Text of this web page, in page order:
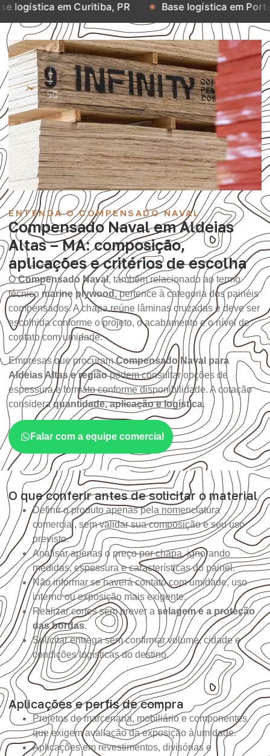
Curitiba, PR Base logística em Porto Alegre, RS
ENTENDA O COMPENSADO NAVAL
Compensado Naval em Aldeias
Altas – MA: composição,
aplicações e critérios de escolha
OCompensado Naval, também relacionado ao termo
técnico marine plywood, pertence à categoria dos painéis
compensados. A chapa reúne lâminas cruzadas e deve ser
escolhida conforme o projeto, o acabamento e o nível de
contato com umidade.
Empresas que procuramCompensado Naval para
Aldeias Altas e regiãopodem consultar opções de
espessura e formato conforme disponibilidade. A cotação
consideraquantidade, aplicação e logística.
Falar com a equipe comercial
O que conferir antes de solicitar o material
Definir o produto apenas pela nomenclatura
comercial, sem validar sua composição e seu uso
previsto.
Analisar apenas o preço por chapa, ignorando
medidas, espessura e características do painel.
Não informar se haverá contato com umidade, uso
interno ou exposição mais exigente.
Realizar cortes sem prever a selagem e a proteção
das bordas.
Solicitar entrega sem confirmar volume, cidade e
condições logísticas do destino.
Aplicações e perfis de compra
Projetos de marcenaria, mobiliário e componentes
que exigem avaliação da exposição à umidade.
Aplicações em revestimentos, divisórias e